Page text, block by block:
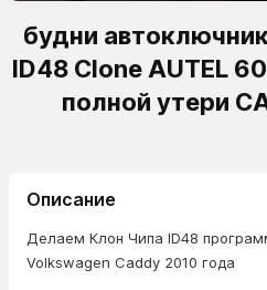
будни
ID48 Clone AUTEL
полной утери
Описание
Делаем Клон Чипа ID48
Volkswagen Caddy 2010 года